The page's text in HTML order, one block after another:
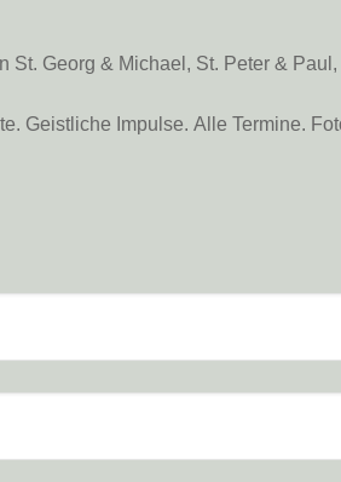
St. Georg & Michael, St. Peter &
Geistliche Impulse. Alle Termine.